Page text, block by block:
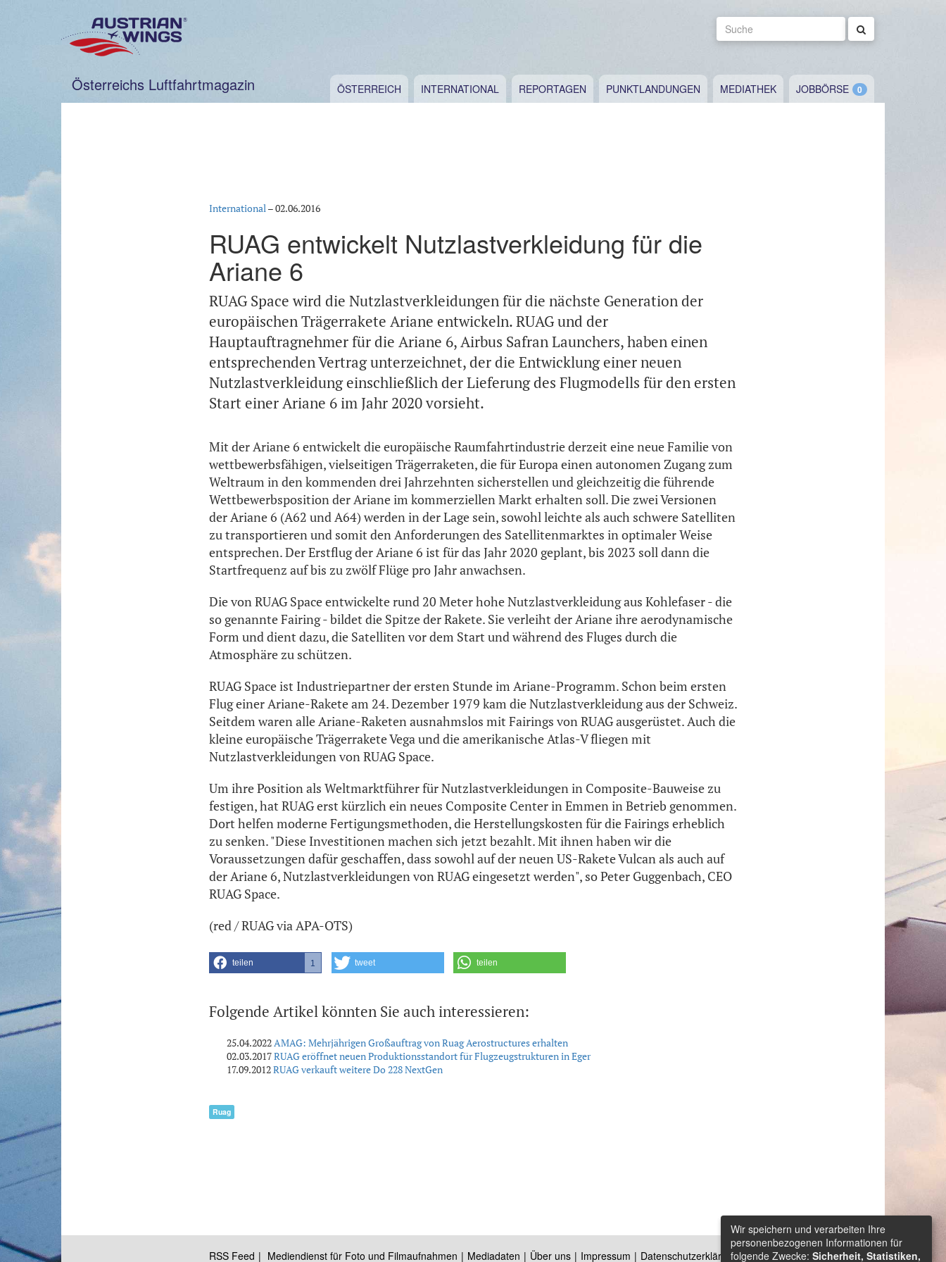
Suche
Österreichs Luftfahrtmagazin ÖSTERREICH INTERNATIONAL REPORTAGEN PUNKTLANDUNGEN MEDIATHEK JOBBÖRSE
International–02.06.2016
RUAG entwickelt Nutzlastverkleidung für die
Ariane 6
RUAG Space wird die Nutzlastverkleidungen für die nächste Generation der
europäischen Trägerrakete Ariane entwickeln. RUAG und der
Hauptauftragnehmer für die Ariane 6, Airbus Safran Launchers, haben einen
entsprechenden Vertrag unterzeichnet, der die Entwicklung einer neuen
Nutzlastverkleidung einschließlich der Lieferung des Flugmodells für den ersten
Start einer Ariane 6 im Jahr 2020 vorsieht.
Mit der Ariane 6 entwickelt die europäische Raumfahrtindustrie derzeit eine neue Familie von
wettbewerbsfähigen, vielseitigen Trägerraketen, die für Europa einen autonomen Zugang zum
Weltraum in den kommenden drei Jahrzehnten sicherstellen und gleichzeitig die führende
Wettbewerbsposition der Ariane im kommerziellen Markt erhalten soll. Die zwei Versionen
der Ariane 6 (A62 und A64) werden in der Lage sein, sowohl leichte als auch schwere Satelliten
zu transportieren und somit den Anforderungen des Satellitenmarktes in optimaler Weise
entsprechen. Der Erstflug der Ariane 6 ist für das Jahr 2020 geplant, bis 2023 soll dann die
Startfrequenz auf bis zu zwölf Flüge pro Jahr anwachsen.
Die von RUAG Space entwickelte rund 20 Meter hohe Nutzlastverkleidung aus Kohlefaser - die
so genannte Fairing - bildet die Spitze der Rakete. Sie verleiht der Ariane ihre aerodynamische
Form und dient dazu, die Satelliten vor dem Start und während des Fluges durch die
Atmosphäre zu schützen.
RUAG Space ist Industriepartner der ersten Stunde im Ariane-Programm. Schon beim ersten
Flug einer Ariane-Rakete am 24. Dezember 1979 kam die Nutzlastverkleidung aus der Schweiz.
Seitdem waren alle Ariane-Raketen ausnahmslos mit Fairings von RUAG ausgerüstet. Auch die
kleine europäische Trägerrakete Vega und die amerikanische Atlas-V fliegen mit
Nutzlastverkleidungen von RUAG Space.
Um ihre Position als Weltmarktführer für Nutzlastverkleidungen in Composite-Bauweise zu
festigen, hat RUAG erst kürzlich ein neues Composite Center in Emmen in Betrieb genommen.
Dort helfen moderne Fertigungsmethoden, die Herstellungskosten für die Fairings erheblich
zu senken. "Diese Investitionen machen sich jetzt bezahlt. Mit ihnen haben wir die
Voraussetzungen dafür geschaffen, dass sowohl auf der neuen US-Rakete Vulcan als auch auf
der Ariane 6, Nutzlastverkleidungen von RUAG eingesetzt werden", so Peter Guggenbach, CEO
RUAG Space.
(red / RUAG via APA-OTS)
teilen 1 tweet teilen
Folgende Artikel könnten Sie auch interessieren:
25.04.2022AMAG: Mehrjährigen Großauftrag von Ruag Aerostructures erhalten
02.03.2017RUAG eröffnet neuen Produktionsstandort für Flugzeugstrukturen in Eger
17.09.2012RUAG verkauft weitere Do 228 NextGen
Ruag
RSS Feed Mediendienst für Foto und Filmaufnahmen Mediadaten Über uns Impressum Datenschutzerklärung Kontakt
Wir speichern und verarbeiten Ihre
personenbezogenen Informationen für
folgende Zwecke: Sicherheit, Statistiken,